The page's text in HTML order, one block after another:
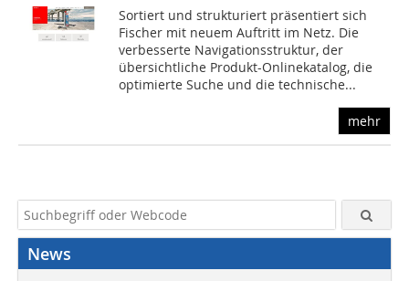
Sortiert und strukturiert präsentiert sich
Fischer mit neuem Auftritt im Netz. Die
verbesserte Navigationsstruktur, der
übersichtliche Produkt-Onlinekatalog, die
optimierte Suche und die technische...
mehr
News